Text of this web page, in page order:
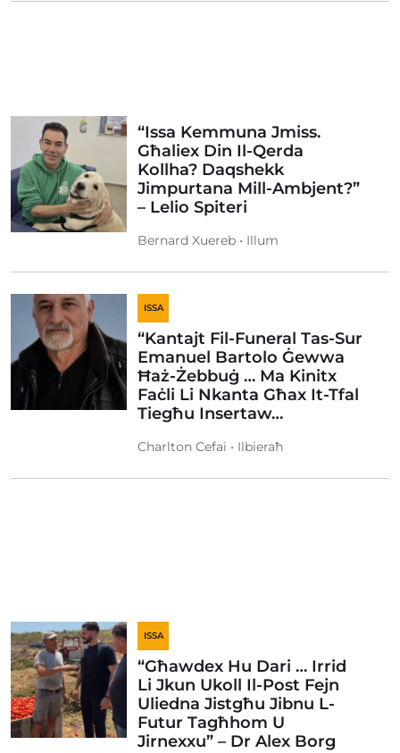
“Issa Kemmuna Jmiss.
Għaliex Din Il-Qerda
Kollha? Daqshekk
Jimpurtana Mill-Ambjent?”
– Lelio Spiteri
Bernard Xuereb • Illum
ISSA
“Kantajt Fil-Funeral Tas-Sur
Emanuel Bartolo Ġewwa
Ħaż-Żebbuġ … Ma Kinitx
Faċli Li Nkanta Għax It-Tfal
Tiegħu Insertaw…
Charlton Cefai • Ilbieraħ
ISSA
“Għawdex Hu Dari … Irrid
Li Jkun Ukoll Il-Post Fejn
Uliedna Jistgħu Jibnu L-
Futur Tagħhom U
Jirnexxu” – Dr Alex Borg